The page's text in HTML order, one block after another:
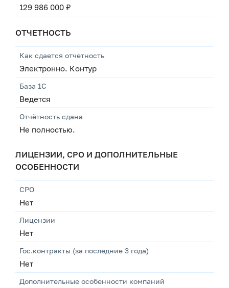
129 986 000 ₽
ОТЧЕТНОСТЬ
Как сдается отчетность
Электронно. Контур
База 1С
Ведется
Отчётность сдана
Не полностью.
ЛИЦЕНЗИИ, СРО И ДОПОЛНИТЕЛЬНЫЕ
ОСОБЕННОСТИ
СРО
Нет
Лицензии
Нет
Гос.контракты (за последние 3 года)
Нет
Дополнительные особенности компаний